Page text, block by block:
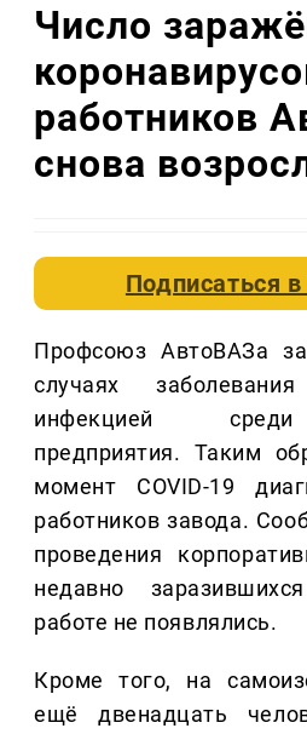
Число
работников
снова
Подписаться
Профсоюз АвтоВАЗа
случаях
инфекцией
предприятия. Таким
момент COVID-19
работников завода.
проведения
недавно
работе не появлялись.
Кроме того, на
ещё двенадцать